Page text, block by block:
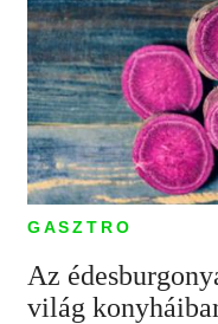
GASZTRO
Az
világ